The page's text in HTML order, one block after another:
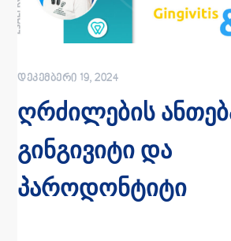
ᲓᲔᲙᲔᲛᲑᲔᲠᲘ 19, 2024
ღრძილების
გინგივიტი და
პაროდონტიტი